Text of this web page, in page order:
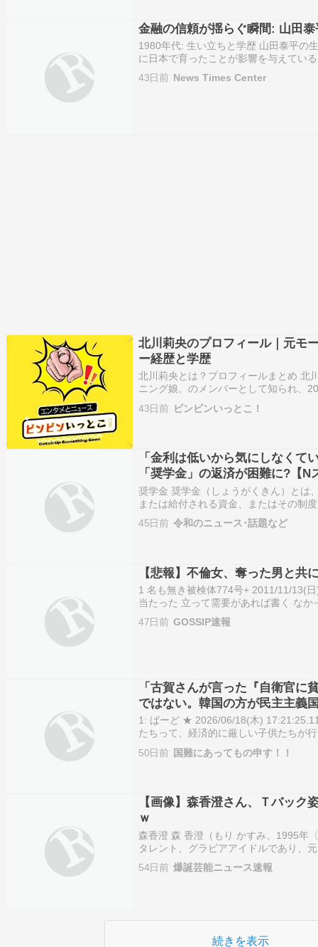
金融の信頼が揺らぐ瞬間: 山田
1980年代: 生い立ちと学歴 山田泰平の
に日本で育ったことが影響を与えてい
育背景は不明であるが、彼が金融業界
が経済成長を遂げていた影響が大きい
43日前 News Times Center
北川莉央のプロフィール｜元モ
ー経歴と学歴
北川莉央とは？プロフィールまとめ 北
ニング娘。のメンバーとして知られ、
業後、テレビ東京の新人アナウンサー
せた注目の女性 […]
43日前 ビンビンいっとこ！
「金利は低いから気にしなく
「奨学金」の返済が困難に?【N
奨学金 奨学金（しょうがくきん）とは
または給付される資金、またはその制
優れた学術研究や成績優秀者に対する
である。学校法人や公益財団法人、福
45日前 令和のニュース･話題など
【悲報】不倫女、奪った男と共
1 名も無き被検体774号+ 2011/11/13(
当たった 立って需要があれば書く な
774号+ 2011/11/13(日) 14:09:59.22
47日前 GOSSIP速報
「古賀さんが言った『自衛官に
ではない。韓国の方が民主主義
う」-40代元自衛官 [6/18]
1: ばーど ★ 2026/06/18(木)
たちって、経済的に厳しい子供たちが
自衛隊とかなりませんよ」。立憲民主
進次郎防衛大臣に質問した内容が、自…
50日前 国難にあってもの申す！！
【画像】森香澄さん、Ｔバック
ｗ
森香澄 森 香澄（もり かすみ、1995年
タレント、グラビアアイドルであり、
る。seju（GROVE株式会社）所属。
東京女子大学現代教養学部人間科学科
54日前 爆誕芸能ニュース速報
続きを表示